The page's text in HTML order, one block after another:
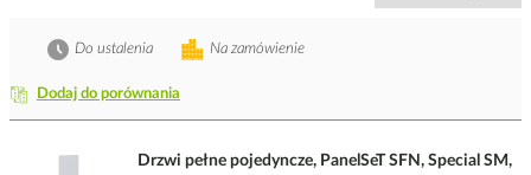
Dodaj do porównania
Na zamówienie
Do ustalenia
Drzwi pełne pojedyncze, PanelSeT SFN, Special SM,